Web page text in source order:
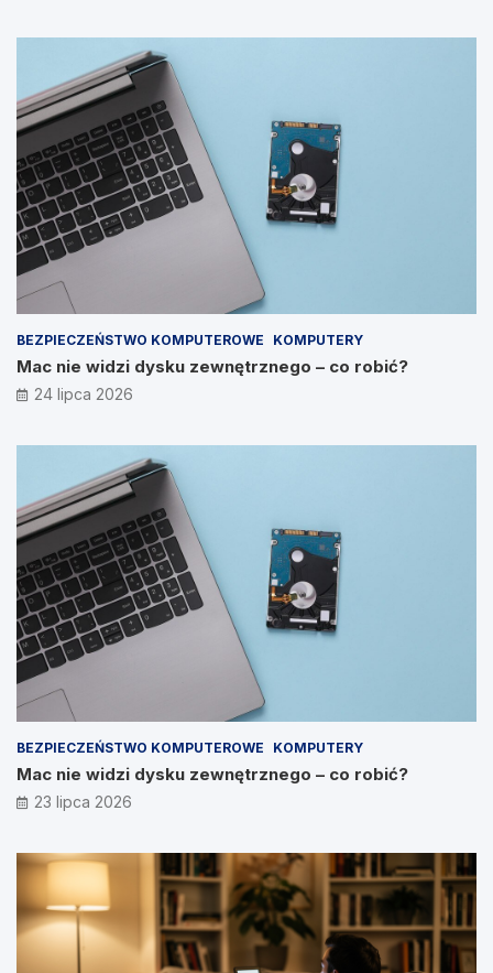
BEZPIECZEŃSTWO KOMPUTEROWE KOMPUTERY
Mac nie widzi dysku zewnętrznego – co robić?
24 lipca 2026
BEZPIECZEŃSTWO KOMPUTEROWE KOMPUTERY
Mac nie widzi dysku zewnętrznego – co robić?
23 lipca 2026